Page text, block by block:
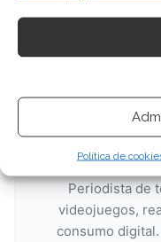
Política de
Miguel
Periodista de
videojuegos,
consumo